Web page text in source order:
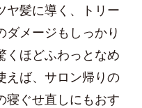
ヤ髪に導く、トリー
ダメージもしっかり
くほどふわっとなめ
えば、サロン帰りの
寝ぐせ直しにもおす